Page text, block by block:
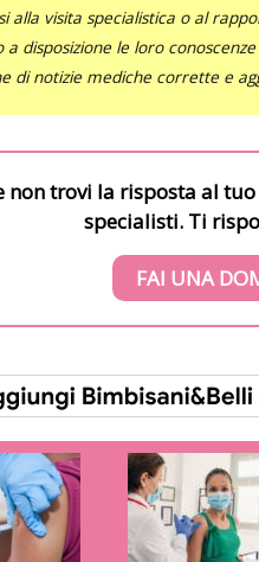
alla visita specialistica o al
a disposizione le loro
di notizie mediche corrette e
non trovi la risposta al
specialisti. Ti
FAI UNA